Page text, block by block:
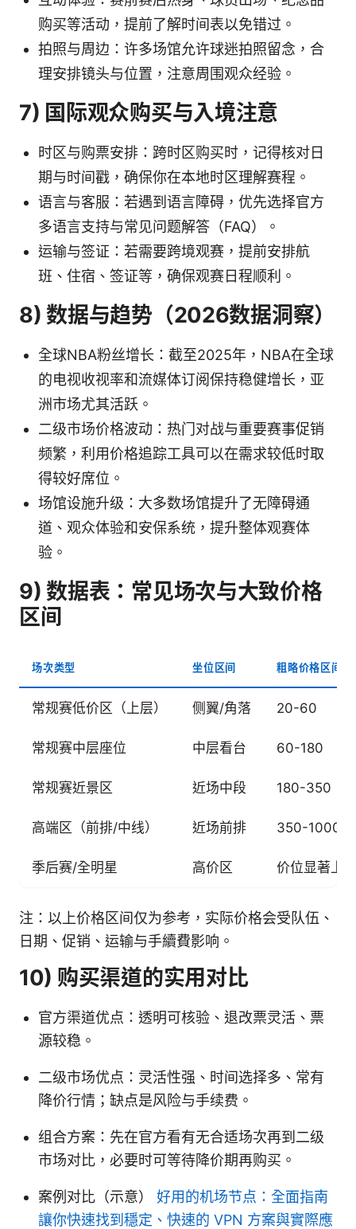
购买等活动，提前了解时间表以免错过。
拍照与周边：许多场馆允许球迷拍照留念，合
理安排镜头与位置，注意周围观众经验。
7) 国际观众购买与入境注意
时区与购票安排：跨时区购买时，记得核对日
期与时间戳，确保你在本地时区理解赛程。
语言与客服：若遇到语言障碍，优先选择官方
多语言支持与常见问题解答（FAQ）。
运输与签证：若需要跨境观赛，提前安排航
班、住宿、签证等，确保观赛日程顺利。
8) 数据与趋势（2026数据洞察）
全球NBA粉丝增长：截至2025年，NBA在全球
的电视收视率和流媒体订阅保持稳健增长，亚
洲市场尤其活跃。
二级市场价格波动：热门对战与重要赛事促销
频繁，利用价格追踪工具可以在需求较低时取
得较好席位。
场馆设施升级：大多数场馆提升了无障碍通
道、观众体验和安保系统，提升整体观赛体
验。
9) 数据表：常见场次与大致价格
区间
场次类型 坐位区间 粗略价格区间（
常规赛低价区（上层） 侧翼/角落 20-60
常规赛中层座位 中层看台 60-180
常规赛近景区 近场中段 180-350
高端区（前排/中线） 近场前排 350-1000+
季后赛/全明星 高价区 价位显著上
注：以上价格区间仅为参考，实际价格会受队伍、
日期、促销、运输与手續費影响。
10) 购买渠道的实用对比
官方渠道优点：透明可核验、退改票灵活、票
源较稳。
二级市场优点：灵活性强、时间选择多、常有
降价行情；缺点是风险与手续费。
组合方案：先在官方看有无合适场次再到二级
市场对比，必要时可等待降价期再购买。
案例对比（示意） 好用的机场节点：全面指南
讓你快速找到穩定、快速的 VPN 方案與實際應